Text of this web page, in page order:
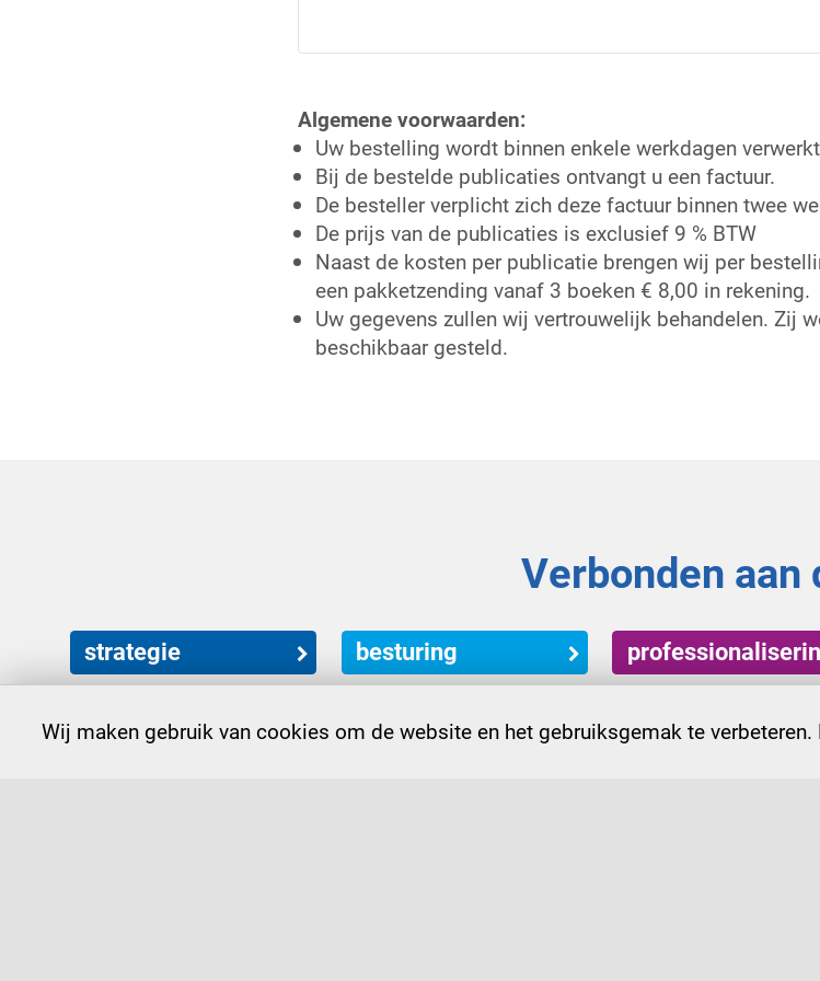
Algemene voorwaarden:
Uw bestelling wordt binnen enkele werkdagen
Bij de bestelde publicaties ontvangt u een factuur.
De besteller verplicht zich deze factuur binnen twee
De prijs van de publicaties is exclusief 9 % BTW
Naast de kosten per publicatie brengen wij per
een pakketzending vanaf 3 boeken € 8,00 in rekening.
Uw gegevens zullen wij vertrouwelijk behandelen. Zij
beschikbaar gesteld.
Verbonden aan
strategie besturing
Wij maken gebruik van cookies om de website en het gebruiksgemak te verbeteren.